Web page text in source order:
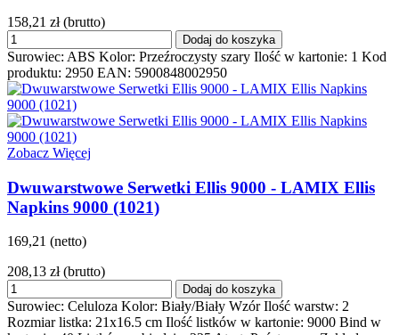
158,21 zł (brutto)
Dodaj do koszyka
Surowiec: ABS Kolor: Przeźroczysty szary Ilość w kartonie: 1 Kod
produktu: 2950 EAN: 5900848002950
Zobacz Więcej
Dwuwarstwowe Serwetki Ellis 9000 - LAMIX Ellis
Napkins 9000 (1021)
169,21 (netto)
208,13 zł (brutto)
Dodaj do koszyka
Surowiec: Celuloza Kolor: Biały/Biały Wzór Ilość warstw: 2
Rozmiar listka: 21x16.5 cm Ilość listków w kartonie: 9000 Bind w